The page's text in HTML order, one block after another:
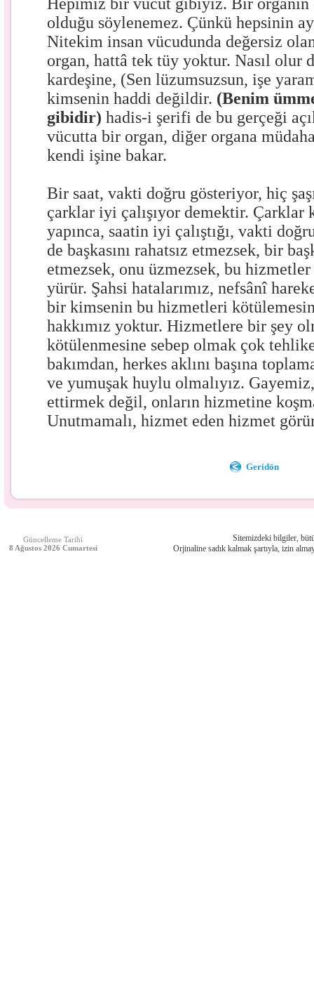
olduğu söylenemez. Çünkü hepsinin
Nitekim insan vücudunda değersiz
organ, hattâ tek tüy yoktur. Nasıl olur
kardeşine, (Sen lüzumsuzsun, işe
kimsenin haddi değildir. (Benim
gibidir)hadis-i şerifi de bu gerçeği
vücutta bir organ, diğer organa
kendi işine bakar.
Bir saat, vakti doğru gösteriyor, hiç
çarklar iyi çalışıyor demektir.
yapınca, saatin iyi çalıştığı, vakti
de başkasını rahatsız etmezsek, bir
etmezsek, onu üzmezsek, bu
yürür. Şahsi hatalarımız, nefsânî
bir kimsenin bu hizmetleri
hakkımız yoktur. Hizmetlere bir şey
kötülenmesine sebep olmak çok
bakımdan, herkes aklını başına
ve yumuşak huylu olmalıyız.
ettirmek değil, onların hizmetine
Unutmamalı, hizmet eden hizmet
Geridön
Güncelleme Tarihi
8 Ağustos 2026 Cumartesi
Sitemizdeki bilgiler,
Orjinaline sadık kalmak şartıyla, izin